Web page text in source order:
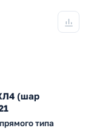
(шар
типа